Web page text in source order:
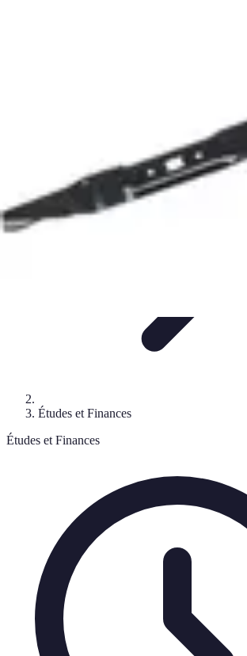
Études et Finances
Études et Finances